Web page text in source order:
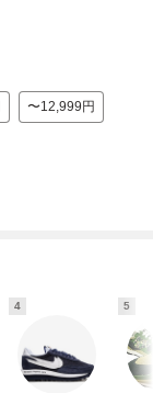
〜12,999円
4 5